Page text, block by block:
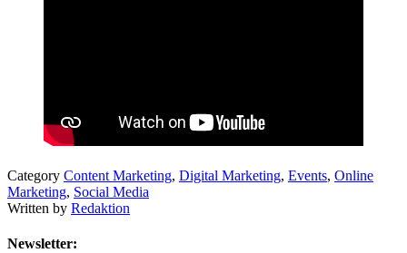
Category Content Marketing, Digital Marketing, Events, Online
Marketing, Social Media
Written by Redaktion
Newsletter: